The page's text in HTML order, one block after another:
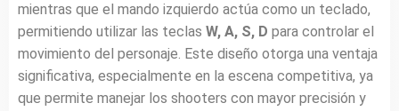
mientras que el mando izquierdo actúa como un teclado,
permitiendo utilizar las teclas W, A, S, D para controlar el
movimiento del personaje. Este diseño otorga una ventaja
significativa, especialmente en la escena competitiva, ya
que permite manejar los shooters con mayor precisión y